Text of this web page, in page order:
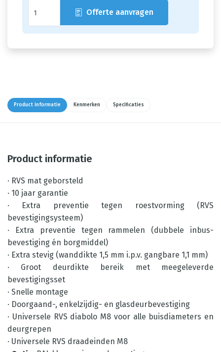
Offerte aanvragen
Product informatie Kenmerken Specificaties
Product informatie
· RVS mat geborsteld
· 10 jaar garantie
· Extra preventie tegen roestvorming (RVS
bevestigingsysteem)
· Extra preventie tegen rammelen (dubbele inbus-
bevestiging én borgmiddel)
· Extra stevig (wanddikte 1,5 mm i.p.v. gangbare 1,1 mm)
· Groot deurdikte bereik met meegeleverde
bevestigingsset
· Snelle montage
· Doorgaand-, enkelzijdig- en glasdeurbevestiging
· Universele RVS diabolo M8 voor alle buisdiameters en
deurgrepen
· Universele RVS draadeinden M8